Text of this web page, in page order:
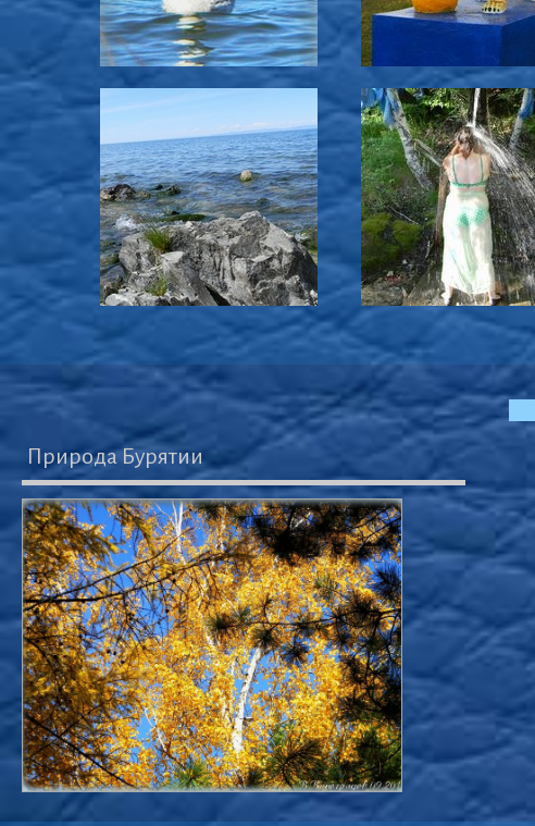
Природа Бурятии